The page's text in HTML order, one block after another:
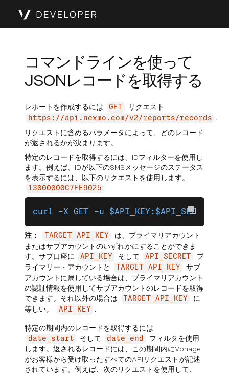
コマンドラインを使って
JSONレコードを取得する
レポートを作成するには GET リクエスト
https://api.nexmo.com/v2/reports/records
.
リクエストに含めるパラメータによって、どのレコード
が返されるかが決まります。
特定のレコードを取得するには、IDフィルターを使用し
ます。例えば、IDが以下のSMSメッセージのステータス
を表示するには、以下のリクエストを使用します。
13000000C7FE9025 :
curl -X GET -u $API_KEY:$API_SECRET
注： TARGET_API_KEY
は、プライマリアカウント
またはサブアカウントのいずれかにすることができま
す。サブ口座に
API_KEY そして API_SECRET
プ
ライマリー・アカウントと
TARGET_API_KEY
サブ
アカウントに属している場合は、プライマリアカウント
の認証情報を使用してサブアカウントのレコードを取得
できます。それ以外の場合は
TARGET_API_KEY
に
等しい。
API_KEY .
特定の期間内のレコードを取得するには
date_start そして date_end
フィルタを使用
します。返されるレコードには、この期間内にVonage
がお客様から受け取ったすべてのAPIリクエストが記述
されています。例えば、次のリクエストを使用して、